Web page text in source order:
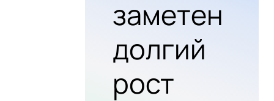
заметен
долгий
рост